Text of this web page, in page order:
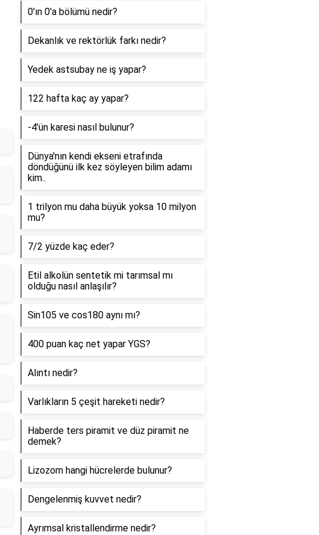
0'ın 0'a bölümü nedir?
Dekanlık ve rektörlük farkı nedir?
Yedek astsubay ne iş yapar?
122 hafta kaç ay yapar?
-4'ün karesi nasıl bulunur?
Dünya'nın kendi ekseni etrafında
döndüğünü ilk kez söyleyen bilim adamı
kim..
1 trilyon mu daha büyük yoksa 10 milyon
mu?
7/2 yüzde kaç eder?
Etil alkolün sentetik mi tarımsal mı
olduğu nasıl anlaşılır?
Sin105 ve cos180 aynı mı?
400 puan kaç net yapar YGS?
Alıntı nedir?
Varlıkların 5 çeşit hareketi nedir?
Haberde ters piramit ve düz piramit ne
demek?
Lizozom hangi hücrelerde bulunur?
Dengelenmiş kuvvet nedir?
Ayrımsal kristallendirme nedir?